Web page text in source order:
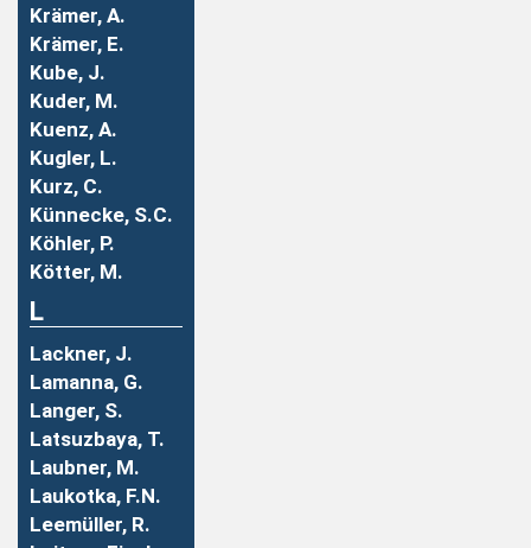
Krämer, A.
Krämer, E.
Kube, J.
Kuder, M.
Kuenz, A.
Kugler, L.
Kurz, C.
Künnecke, S.C.
Köhler, P.
Kötter, M.
L
Lackner, J.
Lamanna, G.
Langer, S.
Latsuzbaya, T.
Laubner, M.
Laukotka, F.N.
Leemüller, R.